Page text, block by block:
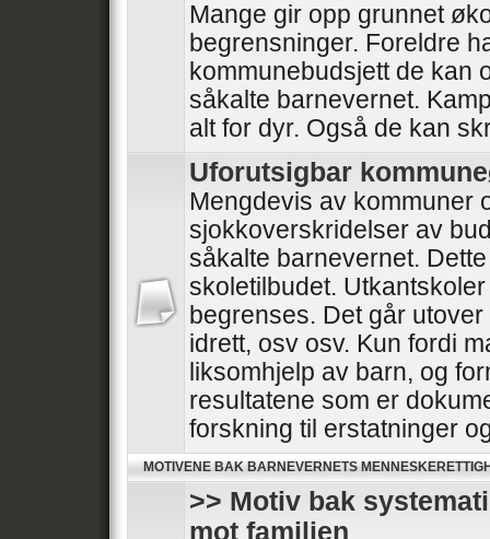
Mange gir opp grunnet
begrensninger. Foreldre
kommunebudsjett de kan
såkalte barnevernet.
alt for dyr. Også de kan
Uforutsigbar
Mengdevis av kommuner
sjokkoverskridelser av
såkalte barnevernet.
skoletilbudet.
begrenses. Det går
idrett, osv osv. Kun fordi
liksomhjelp av barn, og
resultatene som er
forskning til erstatninger
MOTIVENE BAK BARNEVERNETS
>> Motiv bak
mot familien